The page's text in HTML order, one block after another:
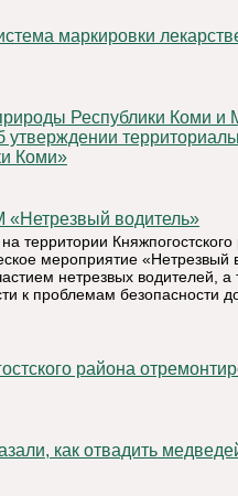
утверждении
Коми»
водитель»
территории Княжпогостского
мероприятие «Нетрезвый
нетрезвых водителей, а
к проблемам безопасности